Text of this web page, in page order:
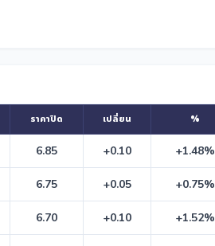
ราคาปิด เปลี่ยน %
6.85 +0.10 +1.48%
6.75 +0.05 +0.75%
6.70 +0.10 +1.52%